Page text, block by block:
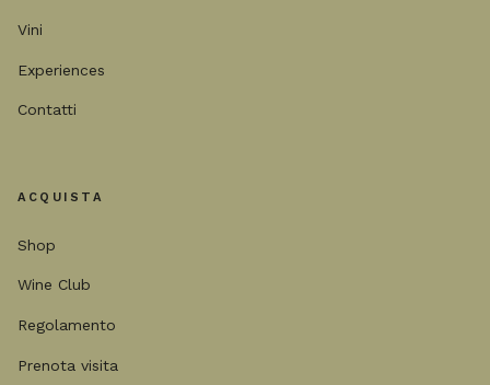
Vini
Experiences
Contatti
ACQUISTA
Shop
Wine Club
Regolamento
Prenota visita